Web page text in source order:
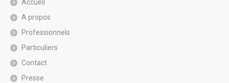
Accueil
A propos
Professionnels
Particuliers
Contact
Presse